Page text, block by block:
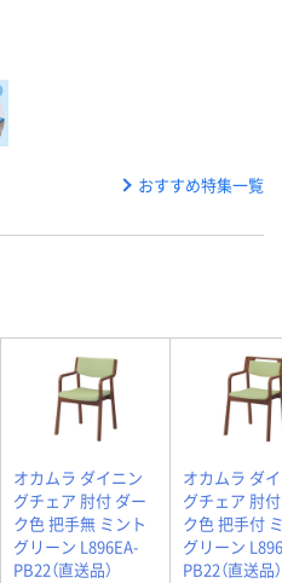
おすすめ特集一覧
オカムラ ダイニン
グチェア 肘付 ダー
ク色 把手無 ミント
グリーン L896EA-
PB22（直送品）
オカムラ ダ
グチェア 肘
ク色 把手付
グリーン
PB22（直送品）